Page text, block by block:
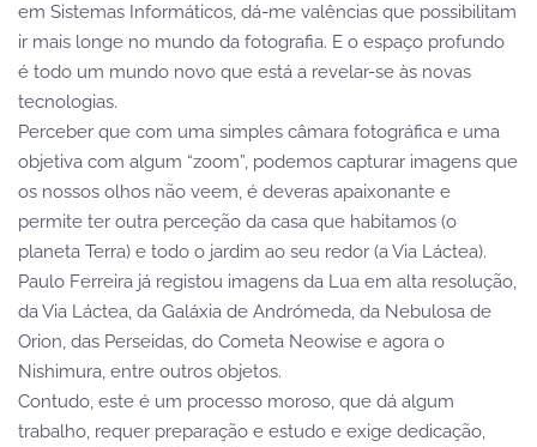
em Sistemas Informáticos, dá-me valências que possibilitam
ir mais longe no mundo da fotografia. E o espaço profundo
é todo um mundo novo que está a revelar-se às novas
tecnologias.
Perceber que com uma simples câmara fotográfica e uma
objetiva com algum “zoom”, podemos capturar imagens que
os nossos olhos não veem, é deveras apaixonante e
permite ter outra perceção da casa que habitamos (o
planeta Terra) e todo o jardim ao seu redor (a Via Láctea).
Paulo Ferreira já registou imagens da Lua em alta resolução,
da Via Láctea, da Galáxia de Andrómeda, da Nebulosa de
Orion, das Perseidas, do Cometa Neowise e agora o
Nishimura, entre outros objetos.
Contudo, este é um processo moroso, que dá algum
trabalho, requer preparação e estudo e exige dedicação,